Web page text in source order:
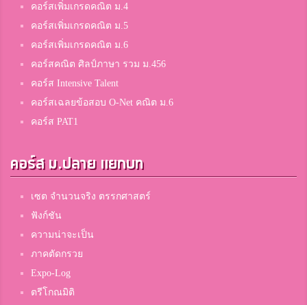
คอร์สเพิ่มเกรดคณิต ม.4
คอร์สเพิ่มเกรดคณิต ม.5
คอร์สเพิ่มเกรดคณิต ม.6
คอร์สคณิต ศิลป์ภาษา รวม ม.456
คอร์ส Intensive Talent
คอร์สเฉลยข้อสอบ O-Net คณิต ม.6
คอร์ส PAT1
คอร์ส ม.ปลาย แยกบท
เซต จำนวนจริง ตรรกศาสตร์
ฟังก์ชัน
ความน่าจะเป็น
ภาคตัดกรวย
Expo-Log
ตรีโกณมิติ